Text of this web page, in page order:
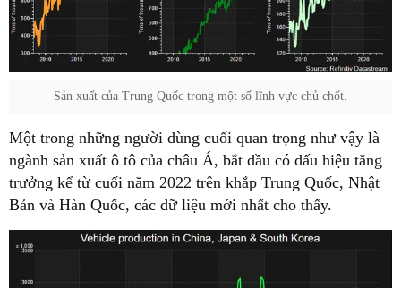
Sản xuất của Trung Quốc trong một số lĩnh vực chủ chốt.
Một trong những người dùng cuối quan trọng như vậy là
ngành sản xuất ô tô của châu Á, bắt đầu có dấu hiệu tăng
trưởng kể từ cuối năm 2022 trên khắp Trung Quốc, Nhật
Bản và Hàn Quốc, các dữ liệu mới nhất cho thấy.